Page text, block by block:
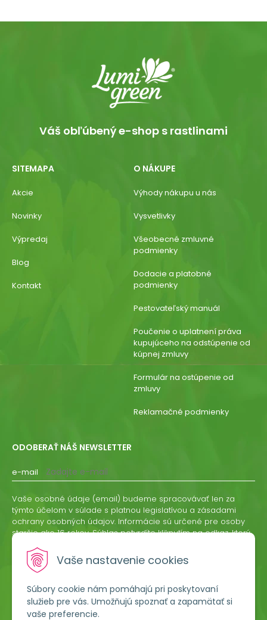
Vaše nastavenie cookies
Súbory cookie nám pomáhajú pri poskytovaní
služieb pre vás. Umožňujú spoznať a zapamätať si
vaše preferencie.
Váš obľúbený e-shop s rastlinami
SITEMAPA
Akcie
Novinky
Výpredaj
Blog
Kontakt
O NÁKUPE
Výhody nákupu u nás
Vysvetlivky
Všeobecné zmluvné
podmienky
Dodacie a platobné
podmienky
Pestovateľský manuál
Poučenie o uplatnení práva
kupujúceho na odstúpenie od
kúpnej zmluvy
Formulár na ostúpenie od
zmluvy
Reklamačné podmienky
ODOBERAŤ NÁŠ NEWSLETTER
e-mail
ODOBERAŤ
Vaše osobné údaje (email) budeme spracovávať len za
týmto účelom v súlade s platnou legislatívou a zásadami
ochrany osobných údajov. Informácie sú určené pre osoby
staršie ako 16 rokov. Súhlas potvrdíte kliknutím na odkaz, ktorý
odvolať písomne, emailom alebo kliknutím na odkaz z
ktoréhokoľvek informačného emailu.